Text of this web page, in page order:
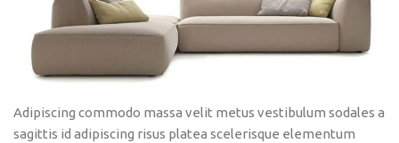
Adipiscing commodo massa velit metus vestibulum sodales a
sagittis id adipiscing risus platea scelerisque elementum